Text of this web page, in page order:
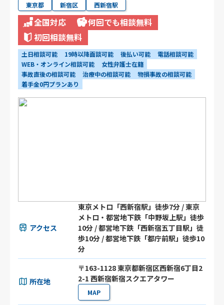
東京都 新宿区 西新宿駅
全国対応
何回でも相談無料
初回相談無料
土日相談可能 19時以降面談可能 後払い可能
電話相談可能
WEB・オンライン相談可能
女性弁護士在籍
事故直後の相談可能
治療中の相談可能
物損事故の相談可能
着手金0円プランあり
アクセス
東京メトロ「西新宿駅」徒歩7分 / 東京
メトロ・都営地下鉄「中野坂上駅」徒歩
10分 / 都営地下鉄「西新宿五丁目駅」徒
歩10分 / 都営地下鉄「都庁前駅」徒歩10
分
所在地
〒163-1128 東京都新宿区西新宿6丁目2
2-1 西新宿新宿スクエアタワー
MAP